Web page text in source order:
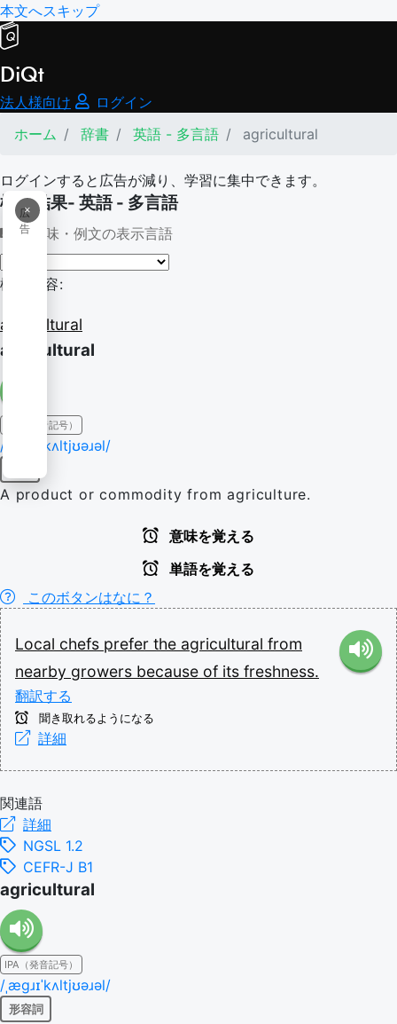
本文へスキップ
DiQt
法人様向け
ログイン
ホーム
辞書 英語 - 多言語 agricultural
ログインすると広告が減り、学習に集中できます。
×
広
告
検索結果- 英語 - 多言語
意味・例文の表示言語
検索内容:
agricultural
agricultural
IPA（発音記号）
/ˌæɡɹɪˈkʌltjʊəɹəl/
A product or commodity from agriculture.
意味を覚える
単語を覚える
このボタンはなに？
Local chefs prefer the agricultural from
nearby growers because of its freshness.
翻訳する
聞き取れるようになる
詳細
関連語
詳細
NGSL 1.2
CEFR-J B1
agricultural
IPA（発音記号）
/ˌæɡɹɪˈkʌltjʊəɹəl/
形容詞